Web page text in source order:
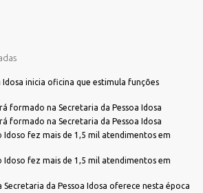
BC Investimentos
Administrativos
Unidades
Descentralizadas
Declaração de Acessibilidade para Alvará
Dúvidas Alvará
Programa de Cotação Pública
Requerimento Análise de Projetos
Idosa inicia oficina que estimula funções
formado na Secretaria da Pessoa Idosa
formado na Secretaria da Pessoa Idosa
fez mais de 1,5 mil atendimentos em
fez mais de 1,5 mil atendimentos em
Secretaria da Pessoa Idosa oferece nesta época